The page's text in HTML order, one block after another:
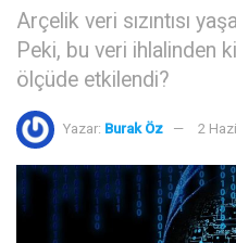
Arçelik veri sızıntısı
Peki, bu veri ihlalinden
ölçüde etkilendi?
Yazar: Burak Öz 2